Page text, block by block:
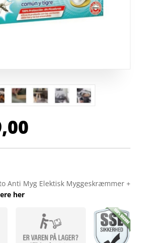
Anti Myg Elektisk Myggeskræmmer +
her